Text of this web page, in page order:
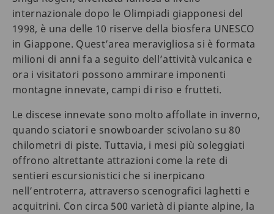
internazionale dopo le Olimpiadi giapponesi del
1998, è una delle 10 riserve della biosfera UNESCO
in Giappone. Quest’area meravigliosa si è formata
milioni di anni fa a seguito dell’attività vulcanica e
ora i visitatori possono ammirare imponenti
montagne innevate, campi di riso e frutteti.
Le discese innevate sono molto affollate in inverno,
quando sciatori e snowboarder scivolano su 80
chilometri di piste. Tuttavia, i mesi più soleggiati
offrono altrettante attrazioni come la rete di
sentieri escursionistici che si inerpicano
nell’entroterra, attraverso scenografici laghetti e
acquitrini. Con circa 500 varietà di piante alpine, la